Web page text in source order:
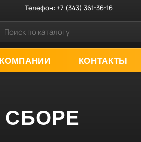
Телефон:+7 (343) 361-36-16
КОНТАКТЫ
СБОРЕ